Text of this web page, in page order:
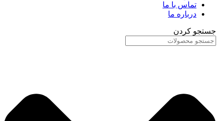
تماس با ما
درباره ما
جستجو کردن